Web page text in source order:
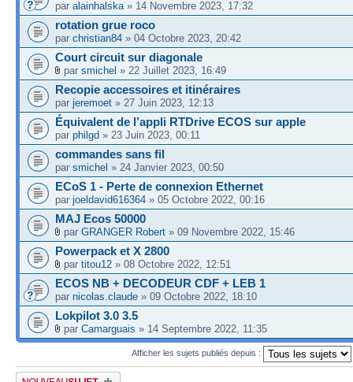
par alainhalska » 14 Novembre 2023, 17:32
rotation grue roco
par christian84 » 04 Octobre 2023, 20:42
Court circuit sur diagonale
par smichel » 22 Juillet 2023, 16:49
Recopie accessoires et itinéraires
par jeremoet » 27 Juin 2023, 12:13
Équivalent de l’appli RTDrive ECOS sur apple
par philgd » 23 Juin 2023, 00:11
commandes sans fil
par smichel » 24 Janvier 2023, 00:50
ECoS 1 - Perte de connexion Ethernet
par joeldavid616364 » 05 Octobre 2022, 00:16
MAJ Ecos 50000
par GRANGER Robert » 09 Novembre 2022, 15:46
Powerpack et X 2800
par titou12 » 08 Octobre 2022, 12:51
ECOS NB + DECODEUR CDF + LEB 1
par nicolas.claude » 09 Octobre 2022, 18:10
Lokpilot 3.0 3.5
par Camarguais » 14 Septembre 2022, 11:35
Afficher les sujets publiés depuis :
Publier un nouveau sujet